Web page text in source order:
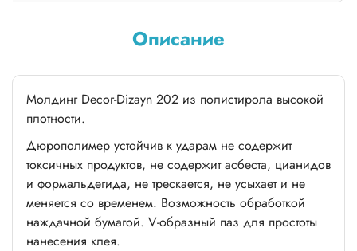
Описание
Молдинг Decor-Dizayn 202 из полистирола высокой
плотности.
Дюрополимер устойчив к ударам не содержит
токсичных продуктов, не содержит асбеста, цианидов
и формальдегида, не трескается, не усыхает и не
меняется со временем. Возможность обработкой
наждачной бумагой. V-образный паз для простоты
нанесения клея.